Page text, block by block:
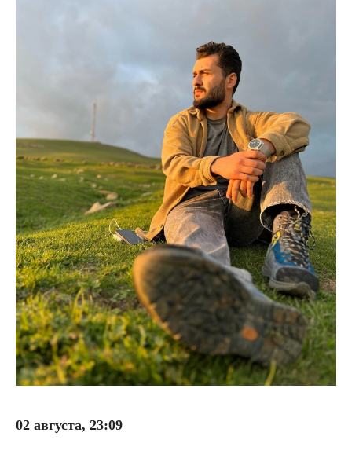
02 августа, 23:09